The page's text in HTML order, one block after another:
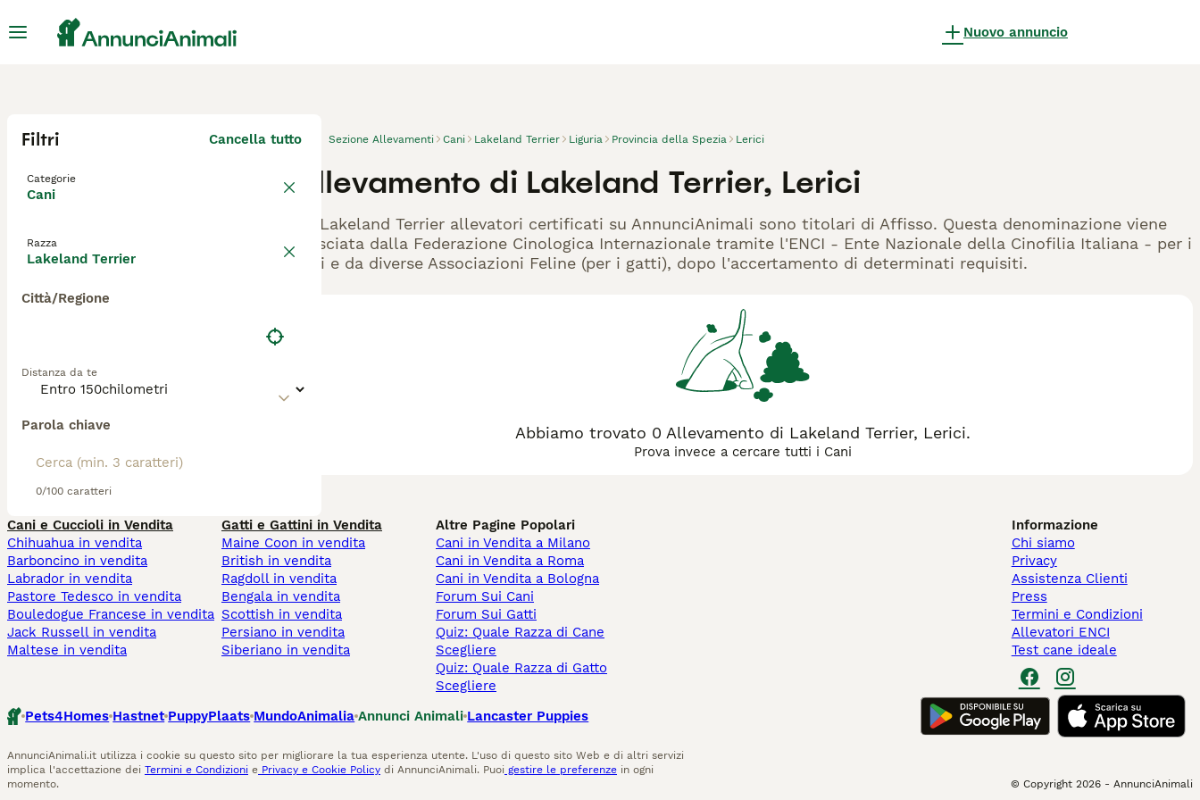
Nuovo annuncio
Filtri Cancella tutto
Categorie
Cani
Razza
Lakeland Terrier
Città/Regione
Distanza da te
Parola chiave
0/100 caratteri
Sezione Allevamenti Cani Lakeland Terrier Liguria Provincia della Spezia Lerici
Allevamento di Lakeland Terrier, Lerici
Gli Lakeland Terrier allevatori certificati su AnnunciAnimali sono titolari di Affisso. Questa denominazione viene
rilasciata dalla Federazione Cinologica Internazionale tramite l'ENCI - Ente Nazionale della Cinofilia Italiana - per i
cani e da diverse Associazioni Feline (per i gatti), dopo l'accertamento di determinati requisiti.
Abbiamo trovato 0 Allevamento di Lakeland Terrier, Lerici.
Prova invece a cercare tutti i Cani
Cani e Cuccioli in Vendita
Chihuahua in vendita
Barboncino in vendita
Labrador in vendita
Pastore Tedesco in vendita
Bouledogue Francese in vendita
Jack Russell in vendita
Maltese in vendita
Gatti e Gattini in Vendita
Maine Coon in vendita
British in vendita
Ragdoll in vendita
Bengala in vendita
Scottish in vendita
Persiano in vendita
Siberiano in vendita
Altre Pagine Popolari
Cani in Vendita a Milano
Cani in Vendita a Roma
Cani in Vendita a Bologna
Forum Sui Cani
Forum Sui Gatti
Quiz: Quale Razza di Cane
Scegliere
Quiz: Quale Razza di Gatto
Scegliere
Informazione
Chi siamo
Privacy
Assistenza Clienti
Press
Termini e Condizioni
Allevatori ENCI
Test cane ideale
Pets4Homes Hastnet PuppyPlaats MundoAnimalia Annunci Animali Lancaster Puppies
AnnunciAnimali.it utilizza i cookie su questo sito per migliorare la tua esperienza utente. L'uso di questo sito Web e di altri servizi
implica l'accettazione dei Termini e Condizioni e Privacy e Cookie Policy di AnnunciAnimali. Puoi gestire le preferenze in ogni
momento.
© Copyright 2026 - AnnunciAnimali